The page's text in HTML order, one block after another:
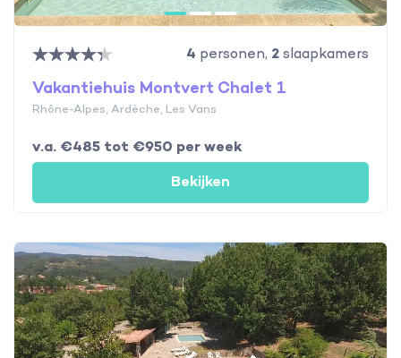
4 personen, 2slaapkamers
Vakantiehuis Montvert Chalet 1
Rhône-Alpes, Ardèche, Les Vans
v.a. €485 tot €950 per week
Bekijken